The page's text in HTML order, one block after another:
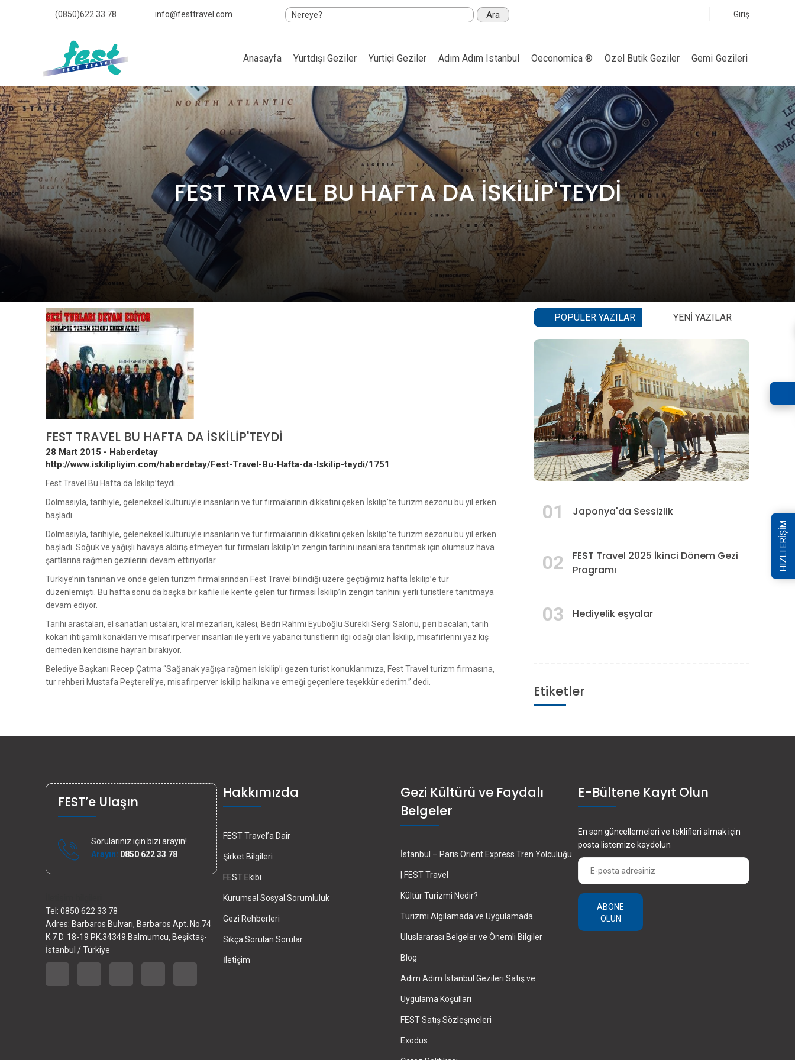
(0850)622 33 78 info@festtravel.com Ara Giriş
Anasayfa Yurtdışı Geziler Yurtiçi Geziler Adım Adım Istanbul Oeconomica ® Özel Butik Geziler Gemi Gezileri
FEST TRAVEL BU HAFTA DA İSKİLİP'TEYDİ
FEST TRAVEL BU HAFTA DA İSKİLİP'TEYDİ
28 Mart 2015 - Haberdetay
http://www.iskilipliyim.com/haberdetay/Fest-Travel-Bu-Hafta-da-Iskilip-teydi/1751
Fest Travel Bu Hafta da İskilip’teydi...
Dolmasıyla, tarihiyle, geleneksel kültürüyle insanların ve tur firmalarının dikkatini çeken İskilip’te turizm sezonu bu yıl erken
başladı.
Dolmasıyla, tarihiyle, geleneksel kültürüyle insanların ve tur firmalarının dikkatini çeken İskilip’te turizm sezonu bu yıl erken
başladı. Soğuk ve yağışlı havaya aldırış etmeyen tur firmaları İskilip’in zengin tarihini insanlara tanıtmak için olumsuz hava
şartlarına rağmen gezilerini devam ettiriyorlar.
Türkiye’nin tanınan ve önde gelen turizm firmalarından Fest Travel bilindiği üzere geçtiğimiz hafta İskilip’e tur
düzenlemişti. Bu hafta sonu da başka bir kafile ile kente gelen tur firması İskilip’in zengin tarihini yerli turistlere tanıtmaya
devam ediyor.
Tarihi arastaları, el sanatları ustaları, kral mezarları, kalesi, Bedri Rahmi Eyüboğlu Sürekli Sergi Salonu, peri bacaları, tarih
kokan ihtişamlı konakları ve misafirperver insanları ile yerli ve yabancı turistlerin ilgi odağı olan İskilip, misafirlerini yaz kış
demeden kendisine hayran bırakıyor.
Belediye Başkanı Recep Çatma “Sağanak yağışa rağmen İskilip’i gezen turist konuklarımıza, Fest Travel turizm firmasına,
tur rehberi Mustafa Peştereli’ye, misafirperver İskilip halkına ve emeği geçenlere teşekkür ederim.” dedi.
POPÜLER YAZILAR YENI YAZILAR
01 Japonya'da Sessizlik
02
FEST Travel 2025 İkinci Dönem Gezi
Programı
03 Hediyelik eşyalar
Etiketler
HIZLI ERİŞİM
FEST’e Ulaşın
Sorularınız için bizi arayın!
Arayın: 0850 622 33 78
Tel: 0850 622 33 78
Adres: Barbaros Bulvarı, Barbaros Apt. No.74
K.7 D. 18-19 PK.34349 Balmumcu, Beşiktaş-
İstanbul / Türkiye
Hakkımızda
FEST Travel’a Dair
Şirket Bilgileri
FEST Ekibi
Kurumsal Sosyal Sorumluluk
Gezi Rehberleri
Sıkça Sorulan Sorular
İletişim
Gezi Kültürü ve Faydalı
Belgeler
İstanbul – Paris Orient Express Tren Yolculuğu
| FEST Travel
Kültür Turizmi Nedir?
Turizmi Algılamada ve Uygulamada
Uluslararası Belgeler ve Önemli Bilgiler
Blog
Adım Adım İstanbul Gezileri Satış ve
Uygulama Koşulları
FEST Satış Sözleşmeleri
Exodus
E-Bültene Kayıt Olun
En son güncellemeleri ve teklifleri almak için
posta listemize kaydolun
ABONE
OLUN